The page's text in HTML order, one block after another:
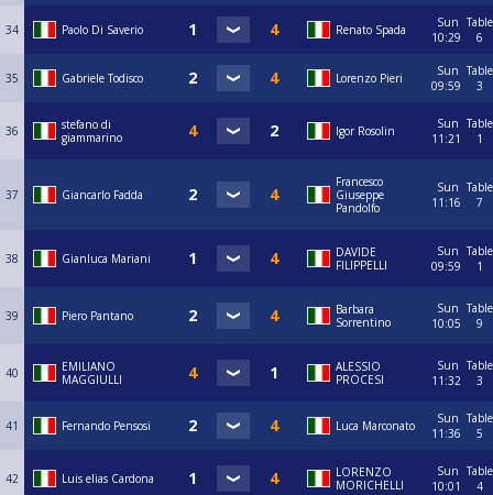
34 Paolo Di Saverio Renato Spada
Sun
10:29
Table
6
35 Gabriele Todisco Lorenzo Pieri
Sun
09:59
Table
3
36
stefano di
giammarino
Igor Rosolin
Sun
11:21
Table
1
37 Giancarlo Fadda
Francesco
Giuseppe
Pandolfo
Sun
11:16
Table
7
38 Gianluca Mariani
DAVIDE
FILIPPELLI
Sun
09:59
Table
1
39 Piero Pantano
Barbara
Sorrentino
Sun
10:05
Table
9
40
EMILIANO
MAGGIULLI
ALESSIO
PROCESI
Sun
11:32
Table
3
41 Fernando Pensosi Luca Marconato
Sun
11:36
Table
5
42 Luis elias Cardona
LORENZO
MORICHELLI
Sun
10:01
Table
4